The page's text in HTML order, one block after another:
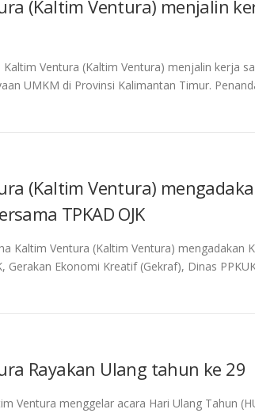
(Kaltim Ventura) menjalin
Ventura (Kaltim Ventura) menjalin kerja
UMKM di Provinsi Kalimantan Timur.
(Kaltim Ventura)
TPKAD OJK
Kaltim Ventura (Kaltim Ventura) mengadakan
Gerakan Ekonomi Kreatif (Gekraf), Dinas
Rayakan Ulang tahun ke 29
Ventura menggelar acara Hari Ulang Tahun